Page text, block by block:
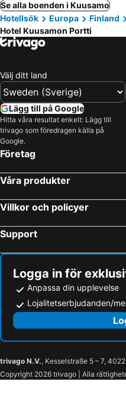
Se alla boenden i Kuusamo
Hotellsök
Europa Finland
Hotel Kuusamon Portti
Välj ditt land
Lägg till på Google
Hitta våra resultat enkelt: Lägg till
trivago som föredragen källa på
Google.
Företag
Våra produkter
Villkor och policyer
Support
Logga in för
Anpassa din upplevelse
Lojalitetserbjudanden/
trivago N.V., Kesselstraße 5 – 7,
Copyright 2026 trivago | Alla